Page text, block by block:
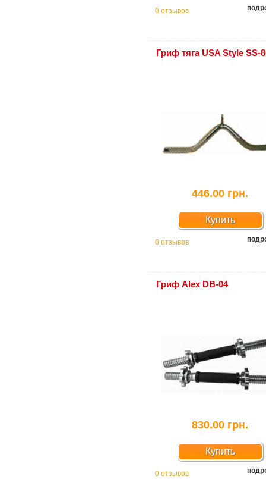
0 отзывов
Гриф тяга USA Style SS-
446.00 грн.
Купить
0 отзывов
Гриф Alex DB-04
830.00 грн.
Купить
0 отзывов